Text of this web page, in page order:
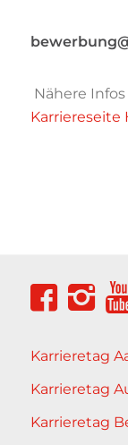
Nähere
Karriereseite
Karrieretag
Karrieretag
Karrieretag